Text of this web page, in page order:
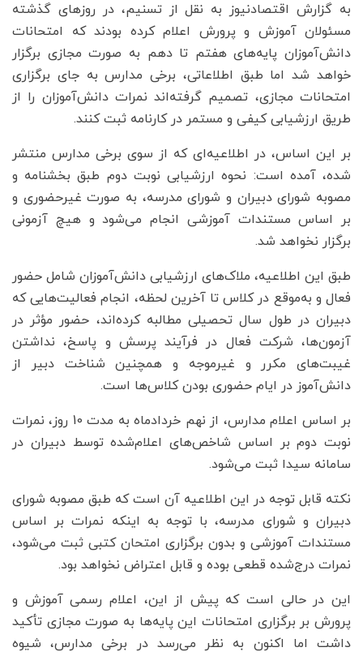
به گزارش اقتصادنیوز به نقل از تسنیم، در روزهای گذشته
مسئولان آموزش و پرورش اعلام کرده بودند که امتحانات
دانش‌آموزان پایه‌های هفتم تا دهم به صورت مجازی برگزار
خواهد شد اما طبق اطلاعاتی، برخی مدارس به جای برگزاری
امتحانات مجازی، تصمیم گرفته‌اند نمرات دانش‌آموزان را از
طریق ارزشیابی کیفی و مستمر در کارنامه ثبت کنند.
بر این اساس، در اطلاعیه‌ای که از سوی برخی مدارس منتشر
شده، آمده است: نحوه ارزشیابی نوبت دوم طبق بخشنامه و
مصوبه شورای دبیران و شورای مدرسه، به صورت غیرحضوری و
بر اساس مستندات آموزشی انجام می‌شود و هیچ آزمونی
برگزار نخواهد شد.
طبق این اطلاعیه، ملاک‌های ارزشیابی دانش‌آموزان شامل حضور
فعال و به‌موقع در کلاس تا آخرین لحظه، انجام فعالیت‌هایی که
دبیران در طول سال تحصیلی مطالبه کرده‌اند، حضور مؤثر در
آزمون‌ها، شرکت فعال در فرآیند پرسش و پاسخ، نداشتن
غیبت‌های مکرر و غیرموجه و همچنین شناخت دبیر از
دانش‌آموز در ایام حضوری بودن کلاس‌ها است.
بر اساس اعلام مدارس، از نهم خردادماه به مدت 10 روز، نمرات
نوبت دوم بر اساس شاخص‌های اعلام‌شده توسط دبیران در
سامانه سیدا ثبت می‌شود.
نکته قابل توجه در این اطلاعیه آن است که طبق مصوبه شورای
دبیران و شورای مدرسه، با توجه به اینکه نمرات بر اساس
مستندات آموزشی و بدون برگزاری امتحان کتبی ثبت می‌شود،
نمرات درج‌شده قطعی بوده و قابل اعتراض نخواهد بود.
این در حالی است که پیش از این، اعلام رسمی آموزش و
پرورش بر برگزاری امتحانات این پایه‌ها به صورت مجازی تأکید
داشت اما اکنون به نظر می‌رسد در برخی مدارس، شیوه